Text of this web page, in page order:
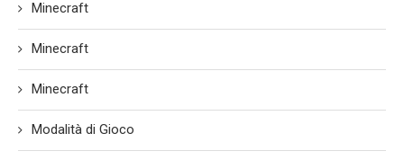
Minecraft
Minecraft
Minecraft
Modalità di Gioco